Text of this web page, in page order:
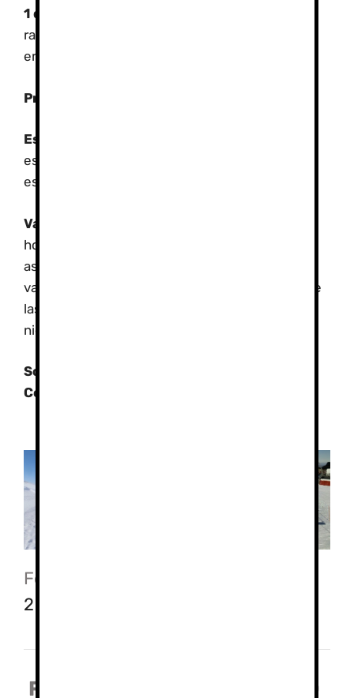
1 día “Conoce Sierra Nevada”
raquetas de nieve y construcción de vivac de
emergencia en terreno nevado…
Precios:
Esquí o snow:
esquís, clases de esquí, escuela de
esquí,seguros…
Varios días de esquí con alojamiento
hoteles y Albergues de la estación con precios
asequibles en temporada baja y media. Con
variedad de combinaciones (Visitas al parque de
las ciencias, esquí-snow, rutas con raquetas de
nieve…)
Solicite información y presupuestos.
Contacto
Fotos:
2
Formaciones regladas (TECO